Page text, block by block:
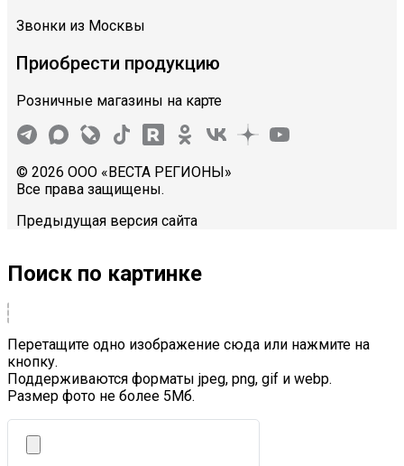
Звонки из Москвы
Приобрести продукцию
Розничные магазины на карте
© 2026 ООО «ВЕСТА РЕГИОНЫ»
Все права защищены.
Предыдущая версия сайта
Поиск по картинке
Перетащите одно изображение сюда или нажмите на
кнопку.
Поддерживаются форматы jpeg, png, gif и webp.
Размер фото не более 5Mб.